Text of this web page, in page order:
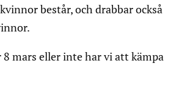
består, och drabbar också
8 mars eller inte har vi att kämpa